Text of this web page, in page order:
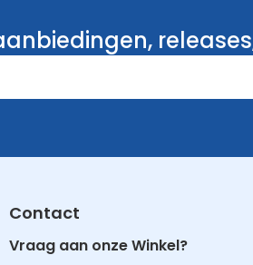
Contact
Vraag aan onze Winkel?